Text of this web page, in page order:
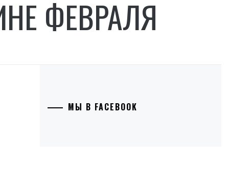
ФЕВРАЛЯ
МЫ В FACEBOOK